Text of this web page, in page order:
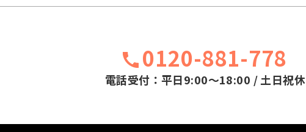
0120-881-778
電話受付：平日9:00～18:00 / 土日祝休